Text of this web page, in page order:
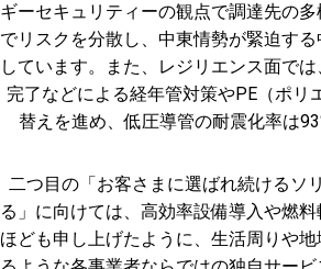
ギーセキュリティーの観点で調達先の
でリスクを分散し、中東情勢が緊迫す
しています。また、レジリエンス面で
完了などによる経年管対策やPE（ポリ
替えを進め、低圧導管の耐震化率は
二つ目の「お客さまに選ばれ続けるソ
る」に向けては、高効率設備導入や燃
ほども申し上げたように、生活周りや